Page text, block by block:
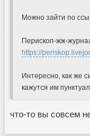
Можно зайти по
Перископ-жж-
https://
Интересно, как же
кажутся им
что-то вы совсем